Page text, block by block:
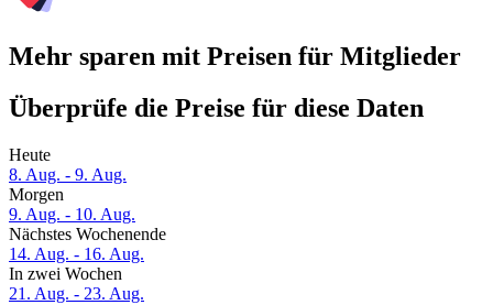
Mehr sparen mit Preisen für Mitglieder
Überprüfe die Preise für diese Daten
Heute
8. Aug. - 9. Aug.
Morgen
9. Aug. - 10. Aug.
Nächstes Wochenende
14. Aug. - 16. Aug.
In zwei Wochen
21. Aug. - 23. Aug.